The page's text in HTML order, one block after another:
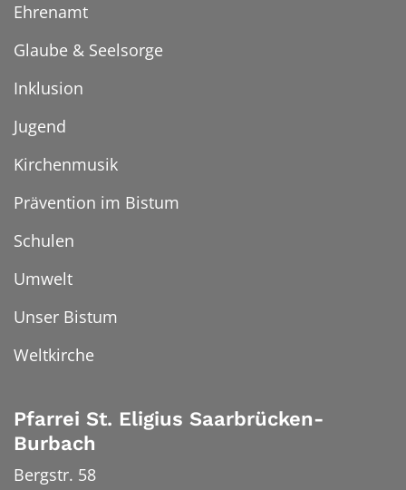
Ehrenamt
Glaube & Seelsorge
Inklusion
Jugend
Kirchenmusik
Prävention im Bistum
Schulen
Umwelt
Unser Bistum
Weltkirche
Pfarrei St. Eligius Saarbrücken-
Burbach
Bergstr. 58